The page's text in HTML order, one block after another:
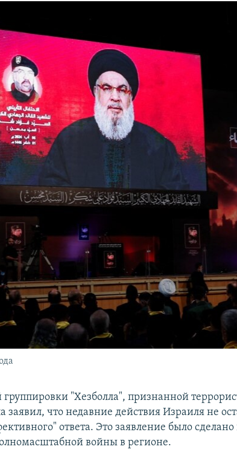
"Хезболла", признанной
что недавние действия Израиля не
ответа. Это заявление было
войны в регионе.